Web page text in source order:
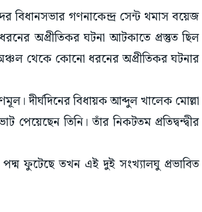
বিধানসভার গণনাকেন্দ্র সেন্ট থমাস বয়েজ
অপ্রীতিকর ঘটনা আটকাতে প্রস্তুত ছিল
থেকে কোনো ধরনের অপ্রীতিকর ঘটনার
দীর্ঘদিনের বিধায়ক আব্দুল খালেক মোল্লা
তিনি। তাঁর নিকটতম প্রতিদ্বন্দ্বীর
ফুটেছে তখন এই দুই সংখ্যালঘু প্রভাবিত